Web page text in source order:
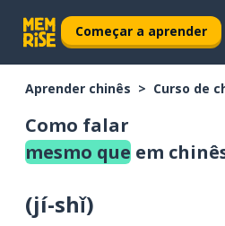
Começar a aprender
Aprender chinês Curso de
Como falar
mesmo que em
(jí-shǐ)